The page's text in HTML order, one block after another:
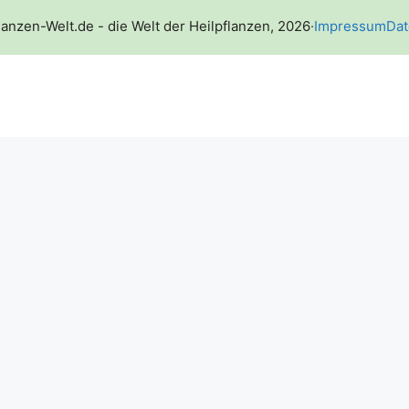
Welt.de - die Welt der Heilpflanzen, 2026·Impressum